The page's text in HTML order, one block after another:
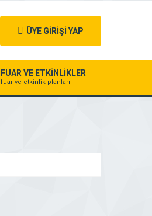
ÜYE GİRİŞİ YAP
FUAR VE ETKİNLİKLER
fuar ve etkinlik planları